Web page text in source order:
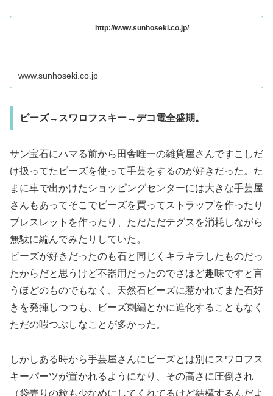
http://www.sunhoseki.co.jp/
www.sunhoseki.co.jp
ビーズ→スワロフスキー→デコ電全盛期。
サン宝石にハマる前から田舎唯一の雑貨屋さんですこしだ
け扱ってたビーズを使って手芸をするのが好きだった。た
まに車で出かけたショッピングセンターには大きな手芸屋
さんもあってそこでビーズを買ってストラップを作ったり
ブレスレットを作ったり、ただただテグスを消耗しながら
無駄に編んでみたりしていた。
ビーズが好きだったのも石と同じくキラキラしたものだっ
たからだと思うけど不器用だったのでさほど趣味ですと言
うほどのものでもなく、天然石ビーズに惹かれてまた石好
きを発揮しつつも、ビーズ刺繡とかに進化することもなく
ただの暇つぶしなことが多かった。
しかしある時から手芸屋さんにビーズとは別にスワロフス
キーパーツが置かれるようになり、その高さに圧倒され
（袋売りの粒も少なめにしてくれてるけど結構するんだよ